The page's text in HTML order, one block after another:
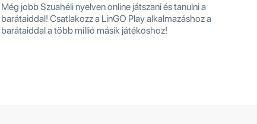
Még jobb Szuahéli nyelven online játszani és tanulni a
barátaiddal! Csatlakozz a LinGO Play alkalmazáshoz a
barátaiddal a több millió másik játékoshoz!